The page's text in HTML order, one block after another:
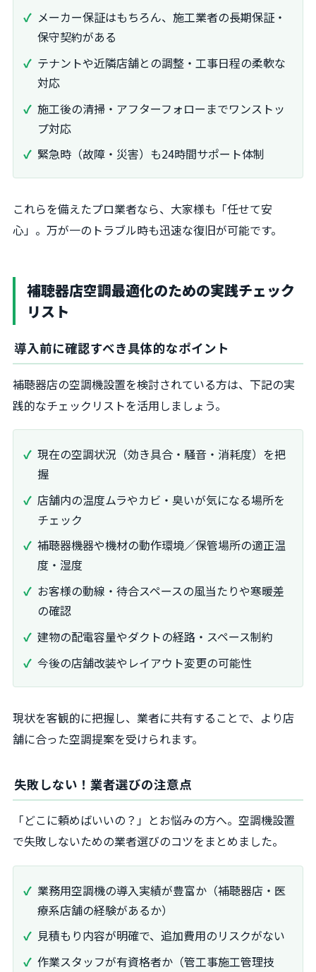
メーカー保証はもちろん、施工業者の長期保証・
保守契約がある
テナントや近隣店舗との調整・工事日程の柔軟な
対応
施工後の清掃・アフターフォローまでワンストッ
プ対応
緊急時（故障・災害）も24時間サポート体制
これらを備えたプロ業者なら、大家様も「任せて安
心」。万が一のトラブル時も迅速な復旧が可能です。
補聴器店空調最適化のための実践チェック
リスト
導入前に確認すべき具体的なポイント
補聴器店の空調機設置を検討されている方は、下記の実
践的なチェックリストを活用しましょう。
現在の空調状況（効き具合・騒音・消耗度）を把
握
店舗内の温度ムラやカビ・臭いが気になる場所を
チェック
補聴器機器や機材の動作環境／保管場所の適正温
度・湿度
お客様の動線・待合スペースの風当たりや寒暖差
の確認
建物の配電容量やダクトの経路・スペース制約
今後の店舗改装やレイアウト変更の可能性
現状を客観的に把握し、業者に共有することで、より店
舗に合った空調提案を受けられます。
失敗しない！業者選びの注意点
「どこに頼めばいいの？」とお悩みの方へ。空調機設置
で失敗しないための業者選びのコツをまとめました。
業務用空調機の導入実績が豊富か（補聴器店・医
療系店舗の経験があるか）
見積もり内容が明確で、追加費用のリスクがない
作業スタッフが有資格者か（管工事施工管理技